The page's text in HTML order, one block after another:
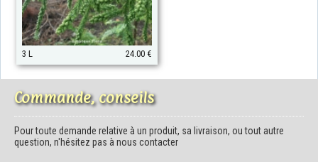
3 L 24.00 €
Commande, conseils
Pour toute demande relative à un produit, sa livraison, ou tout autre
question, n'hésitez pas à nous contacter